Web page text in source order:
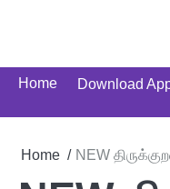
Home Download
Home NEW